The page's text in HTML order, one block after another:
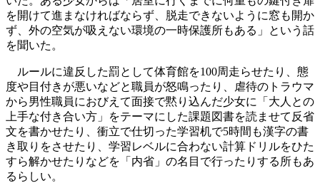
を開けて進まなければならず、脱走できないように窓も開か
ず、外の空気が吸えない環境の一時保護所もある」という話
を聞いた。
ルールに違反した罰として体育館を100周走らせたり、態
度や目付きが悪いなどと職員が怒鳴ったり、虐待のトラウマ
から男性職員におびえて面接で黙り込んだ少女に「大人との
上手な付き合い方」をテーマにした課題図書を読ませて反省
文を書かせたり、衝立で仕切った学習机で5時間も漢字の書
き取りをさせたり、学習レベルに合わない計算ドリルをひた
すら解かせたりなどを「内省」の名目で行ったりする所もあ
るらしい。